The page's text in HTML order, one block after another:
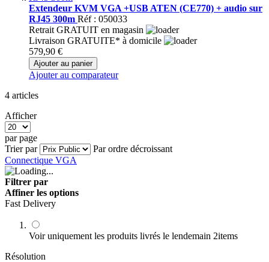
Extendeur KVM VGA +USB ATEN (CE770) + audio sur
RJ45 300m Réf : 050033
Retrait GRATUIT en magasin
Livraison GRATUITE* à domicile
579,90 €
Ajouter au panier
Ajouter au comparateur
4 articles
Afficher
par page
Trier par
Par ordre décroissant
Connectique VGA
Filtrer par
Affiner les options
Fast Delivery
Voir uniquement les produits livrés le lendemain 2items
Résolution